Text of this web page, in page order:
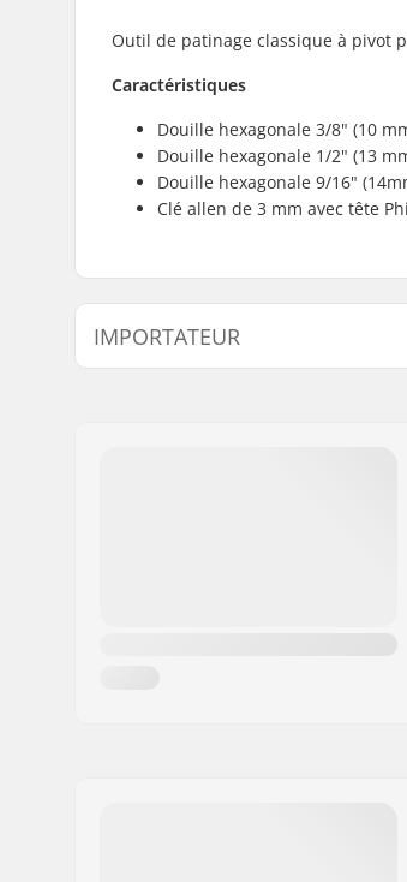
Outil de patinage classique à pivot
Caractéristiques
Douille hexagonale 3/8" (10
Douille hexagonale 1/2" (13
Douille hexagonale 9/16"
Clé allen de 3 mm avec tête
IMPORTATEUR